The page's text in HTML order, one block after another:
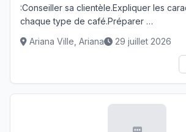
:Conseiller sa clientèle.Expliquer les
chaque type de café.Préparer …
Ariana Ville, Ariana
29 juillet 2026